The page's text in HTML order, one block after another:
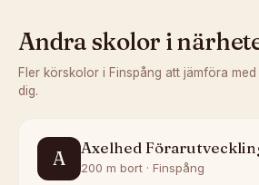
Andra skolor i
Fler körskolor i Finspång att jämföra
dig.
A Axelhed
200 m bort · Finspång